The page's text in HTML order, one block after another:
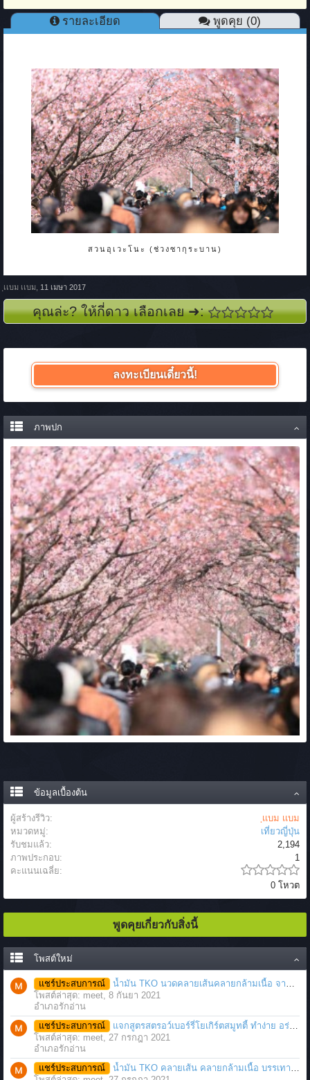
รายละเอียด พูดคุย (0)
สวนอุเวะโนะ (ช่วงซากุระบาน)
ฺเเบม เเบม 11 เมษา 2017
คุณล่ะ? ให้กี่ดาว เลือกเลย ➜:
ลงทะเบียนเดี๋ยวนี้!
ภาพปก
ข้อมูลเบื้องต้น
ผู้สร้างรีวิว:
ฺเเบม เเบม
หมวดหมู่:
เที่ยวญี่ปุ่น
รับชมแล้ว:
2,194
ภาพประกอบ:
1
คะแนนเฉลี่ย:
0 โหวต
พูดคุยเกี่ยวกับสิ่งนี้
โพสต์ใหม่
แชร์ประสบการณ์
น้ำมัน TKO นวดคลายเส้นคลายกล้ามเนื้อ จากภาวะตึงหรือเคล็ด บาดเจ็บ ได้อย่างฉับพลัน
โพสต์ล่าสุด: meet, 8 กันยา 2021
อำเภอรักอ่าน
แชร์ประสบการณ์
แจกสูตรสตรอว์เบอร์รี่โยเกิร์ตสมูทตี้ ทำง่าย อร่อย แค่มีเครื่องปั่นน้ำผลไม้
โพสต์ล่าสุด: meet, 27 กรกฎา 2021
อำเภอรักอ่าน
แชร์ประสบการณ์
น้ำมัน TKO คลายเส้น คลายกล้ามเนื้อ บรรเทาอาการบาดเจ็บโดยฉับพลัน